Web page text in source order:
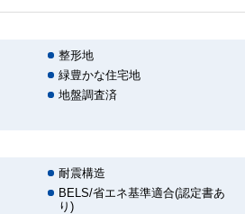
整形地
緑豊かな住宅地
地盤調査済
耐震構造
BELS/省エネ基準適合(認定書あ
り)